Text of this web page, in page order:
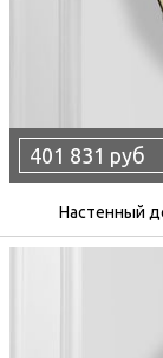
401 831 руб
Настенный